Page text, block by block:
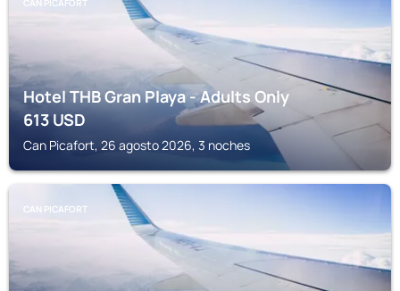
CAN PICAFORT
Hotel THB Gran Playa - Adults Only
613USD
Can Picafort, 26 agosto 2026, 3 noches
CAN PICAFORT